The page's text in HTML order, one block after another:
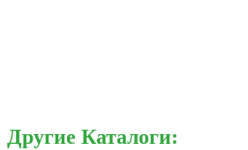
Другие Каталоги: